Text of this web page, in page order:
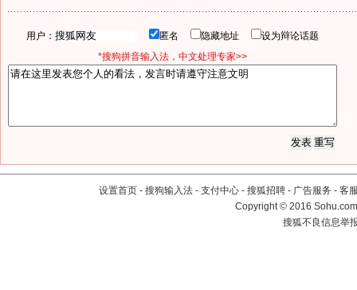
用户： 匿名 隐藏地址
设为辩论话题
*搜狗拼音输入法，中文处理专家>>
设置首页 - 搜狗输入法 - 支付中心 - 搜狐招聘 - 广告服务 - 客
Copyright©2016
搜狐不良信息举